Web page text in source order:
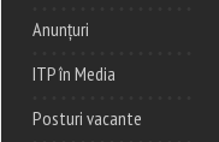
Anunțuri
ITP în Media
Posturi vacante